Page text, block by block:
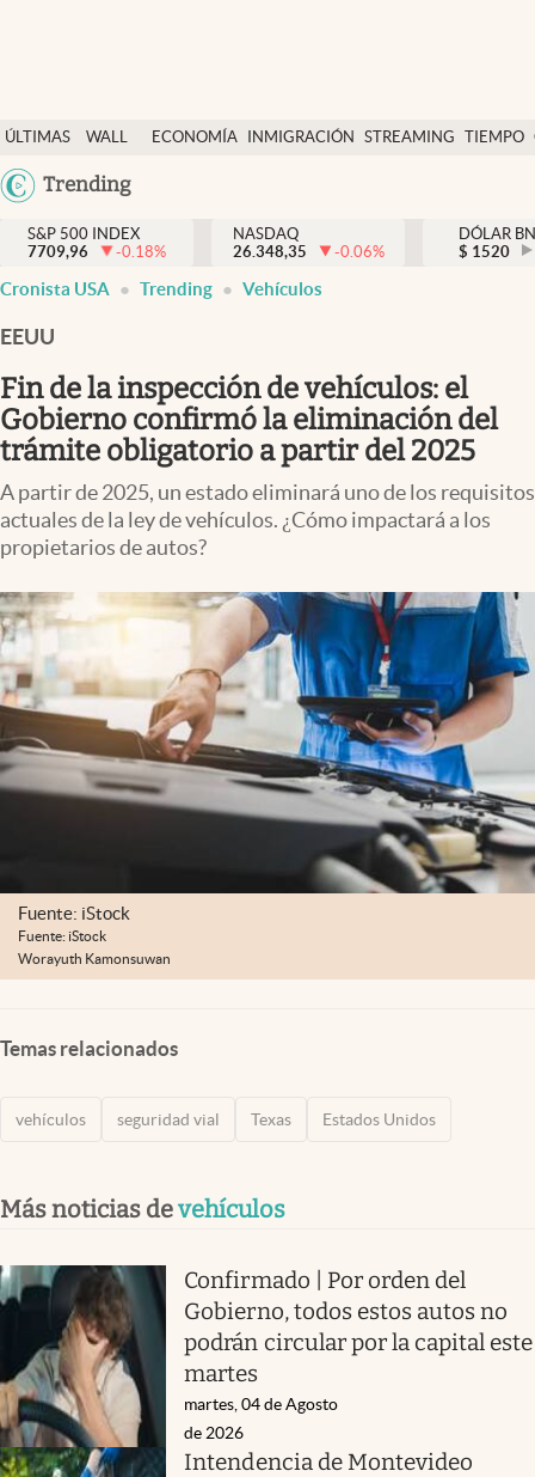
ÚLTIMAS
NOTICIAS
WALL
DÓLAR
ECONOMÍA INMIGRACIÓN STREAMING TIEMPO
México
Trending
Finanzas y economía
Wall Street y dólar
Inmigración
Espiritual
Streaming
PC y mobile
Lifestyle
USA
S&P 500 INDEX
7709,96
-0.18%
NASDAQ
26.348,35
-0.06%
DÓLAR
$ 1520
Cronista USA Trending Vehículos
EEUU
Fin de la inspección de vehículos: el
Gobierno confirmó la eliminación del
trámite obligatorio a partir del 2025
A partir de 2025, un estado eliminará uno de los requisitos
actuales de la ley de vehículos. ¿Cómo impactará a los
propietarios de autos?
Fuente: iStock
Fuente: iStock
Worayuth Kamonsuwan
Temas relacionados
vehículos seguridad vial Texas Estados Unidos
Más noticias devehículos
Confirmado | Por orden del
Gobierno, todos estos autos no
podrán circular por la capital este
martes
martes, 04 de Agosto
de 2026
Intendencia de Montevideo